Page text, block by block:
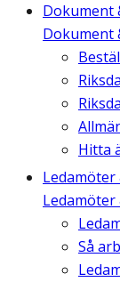
Dokument
Dokument
Hitta
Så